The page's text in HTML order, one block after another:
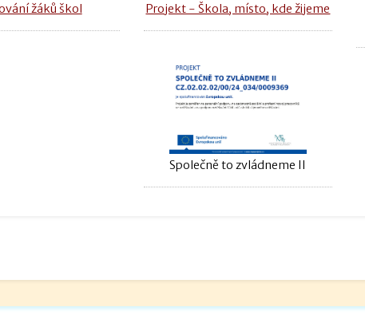
žáků škol Projekt - Škola, místo, kde žijeme
Společně to zvládneme II